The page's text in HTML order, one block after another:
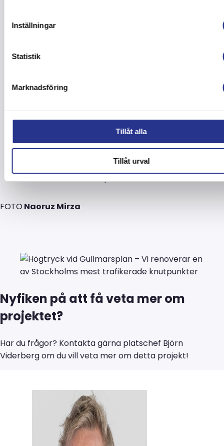
Inställningar
Statistik
Marknadsföring
Tillåt alla
Tillåt urval
FOTONaoruz Mirza
Nyfiken på att få veta mer om
projektet?
Har du frågor? Kontakta gärna platschef Björn
Viderberg om du vill veta mer om detta projekt!